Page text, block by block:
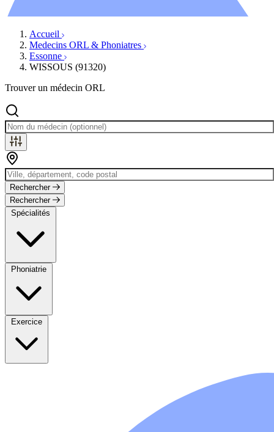
Accueil
Medecins ORL & Phoniatres
Essonne
WISSOUS (91320)
Trouver un médecin ORL
Rechercher
Rechercher
Spécialités
Phoniatrie
Exercice